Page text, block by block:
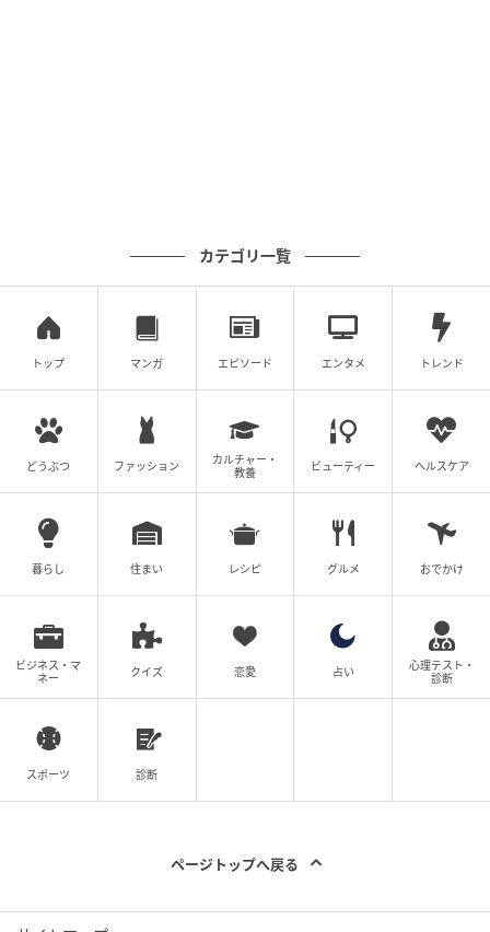
カテゴリ一覧
トップ マンガ エピソード エンタメ トレンド
どうぶつ ファッション
カルチャー・
教養
ビューティー ヘルスケア
暮らし 住まい レシピ グルメ おでかけ
ビジネス・マ
ネー
クイズ 恋愛 占い
心理テスト・
診断
スポーツ 診断
ページトップへ戻る